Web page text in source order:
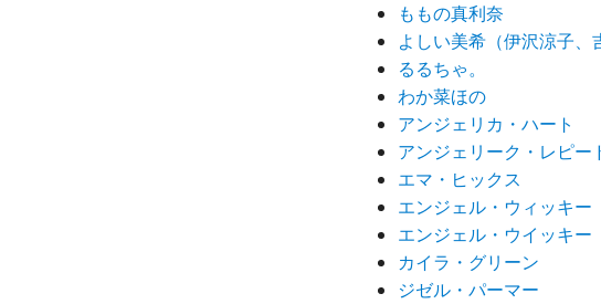
ももの真利奈
よしい美希（伊沢涼子、
るるちゃ。
わか菜ほの
アンジェリカ・ハート
アンジェリーク・レピー
エマ・ヒックス
エンジェル・ウィッキー
エンジェル・ウイッキー
カイラ・グリーン
ジゼル・パーマー